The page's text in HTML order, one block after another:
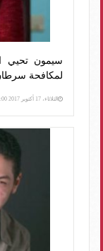
سيمون تحيي
لمكافحة
الثلاثاء، 17 أكتوبر 2017 05:00 م